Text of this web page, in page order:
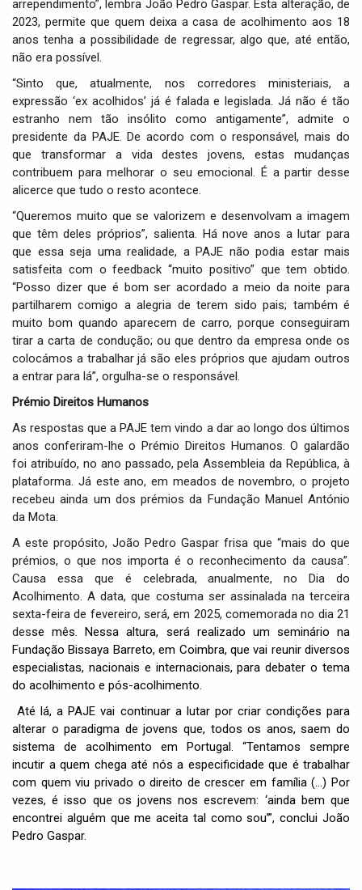
arrependimento”, lembra João Pedro Gaspar. Esta alteração, de
2023, permite que quem deixa a casa de acolhimento aos 18
anos tenha a possibilidade de regressar, algo que, até então,
não era possível.
“Sinto que, atualmente, nos corredores ministeriais, a
expressão ‘ex acolhidos’ já é falada e legislada. Já não é tão
estranho nem tão insólito como antigamente”, admite o
presidente da PAJE. De acordo com o responsável, mais do
que transformar a vida destes jovens, estas mudanças
contribuem para melhorar o seu emocional. É a partir desse
alicerce que tudo o resto acontece.
“Queremos muito que se valorizem e desenvolvam a imagem
que têm deles próprios”, salienta. Há nove anos a lutar para
que essa seja uma realidade, a PAJE não podia estar mais
satisfeita com o feedback “muito positivo” que tem obtido.
“Posso dizer que é bom ser acordado a meio da noite para
partilharem comigo a alegria de terem sido pais; também é
muito bom quando aparecem de carro, porque conseguiram
tirar a carta de condução; ou que dentro da empresa onde os
colocámos a trabalhar já são eles próprios que ajudam outros
a entrar para lá”, orgulha-se o responsável.
Prémio Direitos Humanos
As respostas que a PAJE tem vindo a dar ao longo dos últimos
anos conferiram-lhe o Prémio Direitos Humanos. O galardão
foi atribuído, no ano passado, pela Assembleia da República, à
plataforma. Já este ano, em meados de novembro, o projeto
recebeu ainda um dos prémios da Fundação Manuel António
da Mota.
A este propósito, João Pedro Gaspar frisa que “mais do que
prémios, o que nos importa é o reconhecimento da causa”.
Causa essa que é celebrada, anualmente, no Dia do
Acolhimento. A data, que costuma ser assinalada na terceira
sexta-feira de fevereiro, será, em 2025, comemorada no dia 21
desse mês. Nessa altura, será realizado um seminário na
Fundação Bissaya Barreto, em Coimbra, que vai reunir diversos
especialistas, nacionais e internacionais, para debater o tema
do acolhimento e pós-acolhimento.
Até lá, a PAJE vai continuar a lutar por criar condições para
alterar o paradigma de jovens que, todos os anos, saem do
sistema de acolhimento em Portugal. “Tentamos sempre
incutir a quem chega até nós a especificidade que é trabalhar
com quem viu privado o direito de crescer em família (…) Por
vezes, é isso que os jovens nos escrevem: ‘ainda bem que
encontrei alguém que me aceita tal como sou’”, conclui João
Pedro Gaspar.